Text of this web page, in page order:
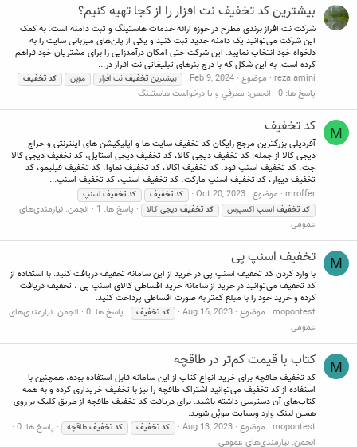
بیشترین کد تخفیف نت افزار را از کجا تهیه کنیم؟
شرکت نت افراز برندی مطرح در حوزه ارائه خدمات هاستینگ و ثبت دامنه است. به کمک
این شرکت می‌توانید یک دامنه جدید ثبت کنید و یکی از پلن‌های میزبانی سایت را به
دلخواه خود انتخاب نمایید. این شرکت حتی امکان درآمدزایی را برای مشتریان خود فراهم
کرده است. به این شکل که با درج بنرهای تبلیغاتی نت افراز در...
reza.amini موضوع Feb 9, 2024 بیشترین تخفیف نت افراز موپن کد تخفیف
پاسخ ها: 0 انجمن: معرفي و يا درخواست هاستينگ
M کد تخفیف
آفردیلی بزرگترین مرجع رایگان کد تخفیف سایت ها و اپلیکیشن های اینترنتی و حراج
دیجی کالا از جمله: کد تخفیف دیجی کالا، کد تخفیف دیجی استایل، کد تخفیف دیجی کالا
جت، کد تخفیف اسنپ فود، کد تخفیف اکالا، کد تخفیف نماوا، کد تخفیف فیلیمو، کد
تخفیف دیوار، کد تخفیف اسنپ مارکت، کد تخفیف اسنپ، کد تخفیف اسنپ...
mroffer موضوع Oct 20, 2023 کد تخفیف کد تخفیف اسنپ
کد تخفیف اسنپ اکسپرس کد تخفیف دیجی کالا پاسخ ها: 1 انجمن: نیازمندی‌های
عمومی
M تخفیف اسنپ پی
با وارد کردن کد تخفیف اسنپ پی در خرید از این سامانه تخفیف دریافت کنید. با استفاده از
کد تخفیف می‌توانید در خرید از سامانه خرید اقساطی کالای اسنپ پی ، تخفیف دریافت
کرده و خرید خود را با مبلغ کمتر به صورت اقساطی پرداخت کنید.
mopontest موضوع Aug 16, 2023 کد تخفیف پاسخ ها: 0 انجمن: نیازمندی‌های
عمومی
M کتاب با قیمت کم‌تر در طاقچه
کد تخفیف طاقچه برای خرید انواع کتاب از این سامانه قابل استفاده بوده، همچنین با
استفاده از کد تخفیف می‌توانید اشتراک طاقچه را نیز با تخفیف خریداری کرده و به همه
کتاب‌های آن دسترسی داشته باشید. برای دریافت کد تخفیف طاقچه از طریق کلیک بر روی
همین لینک وارد وبسایت موپُن شوید.
mopontest موضوع Aug 13, 2023 کد تخفیف کد تخفیف طاقچه
پاسخ ها: 0
انجمن: نیازمندی‌های عمومی